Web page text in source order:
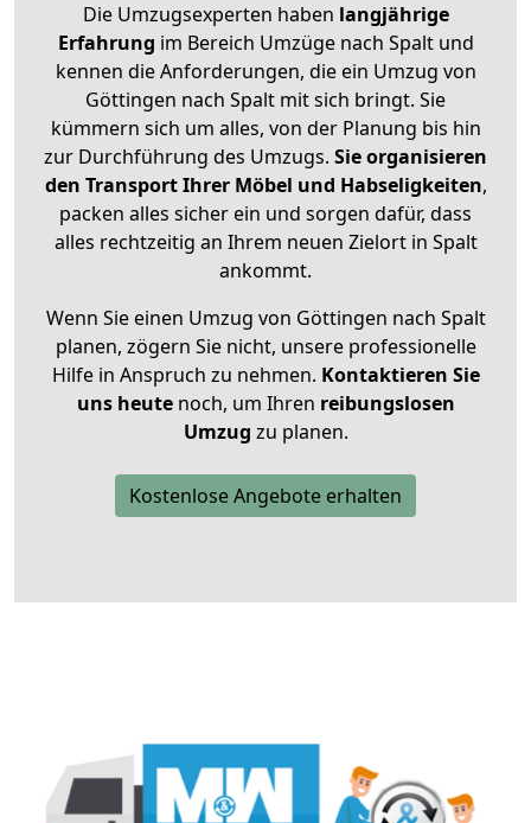
Die Umzugsexperten haben langjährige
Erfahrung im Bereich Umzüge nach Spalt und
kennen die Anforderungen, die ein Umzug von
Göttingen nach Spalt mit sich bringt. Sie
kümmern sich um alles, von der Planung bis hin
zur Durchführung des Umzugs. Sie organisieren
den Transport Ihrer Möbel und Habseligkeiten,
packen alles sicher ein und sorgen dafür, dass
alles rechtzeitig an Ihrem neuen Zielort in Spalt
ankommt.
Wenn Sie einen Umzug von Göttingen nach Spalt
planen, zögern Sie nicht, unsere professionelle
Hilfe in Anspruch zu nehmen. Kontaktieren Sie
uns heutenoch, um Ihren reibungslosen
Umzug zu planen.
Kostenlose Angebote erhalten